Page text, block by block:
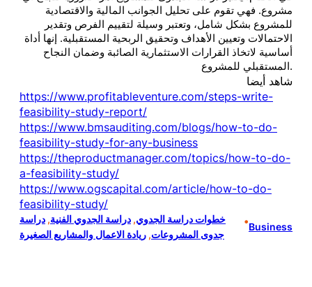
مشروع. فهي تقوم على تحليل الجوانب المالية والاقتصادية
للمشروع بشكل شامل، وتعتبر وسيلة لتقييم الفرص وتقدير
الاحتمالات وتعيين الأهداف وتحقيق الربحية المستقبلية. إنها أداة
أساسية لاتخاذ القرارات الاستثمارية الصائبة وضمان النجاح
المستقبلي للمشروع.
شاهد أيضا
https://www.profitableventure.com/steps-write-
feasibility-study-report/
https://www.bmsauditing.com/blogs/how-to-do-
feasibility-study-for-any-business
https://theproductmanager.com/topics/how-to-do-
a-feasibility-study/
https://www.ogscapital.com/article/how-to-do-
feasibility-study/
خطوات دراسة الجدوي, دراسة الجدوي الفنية, دراسة
جدوى المشروعات, ريادة الاعمال والمشاريع الصغيرة
•Business